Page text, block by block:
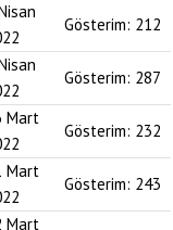
Gösterim: 212
Gösterim: 287
Mart
Gösterim: 232
Mart
Gösterim: 243
Mart